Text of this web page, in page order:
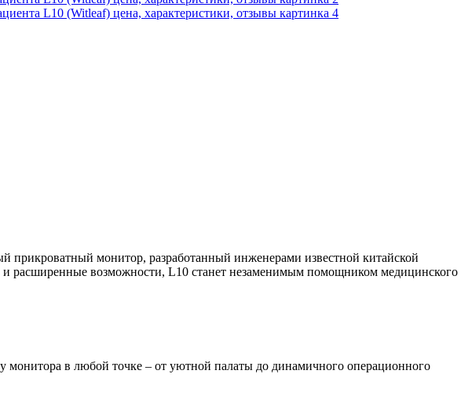
монитор, разработанный инженерами известной китайской
расширенные возможности, L10 станет незаменимым помощником медицинского
в любой точке – от уютной палаты до динамичного операционного